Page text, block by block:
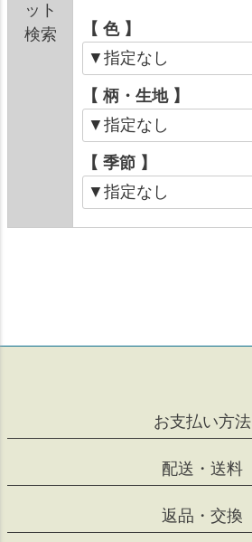
ット
検索
【 色 】
【 柄・生地 】
【 季節 】
お支払い方法
配送・送料
返品・交換